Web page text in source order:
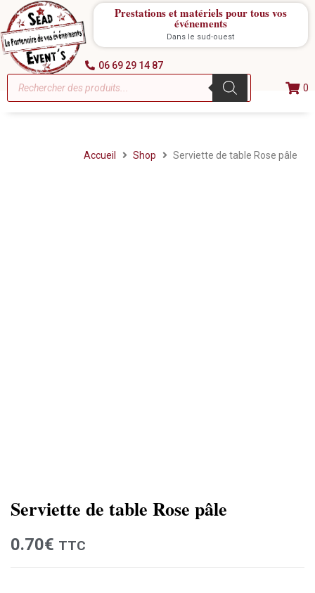
Prestations et matériels pour tous vos
événements
Dans le sud-ouest
06 69 29 14 87
0
Accueil Shop Serviette de table Rose pâle
Serviette de table Rose pâle
0.70€ TTC